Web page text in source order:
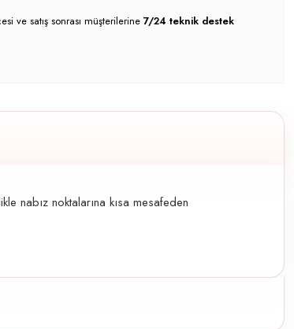
ve satış sonrası müşterilerine 7/24 teknik destek
nabız noktalarına kısa mesafeden